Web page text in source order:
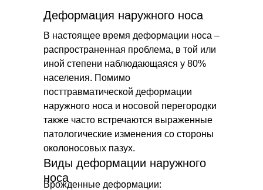
В настоящее время деформации носа –
распространенная проблема, в той или
иной степени наблюдающаяся у 80%
населения. Помимо
посттравматической деформации
наружного носа и носовой перегородки
также часто встречаются выраженные
патологические изменения со стороны
околоносовых пазух.
Виды деформации наружного
носа
Деформация наружного носа
Врожденные деформации: